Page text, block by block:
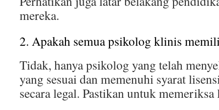
mereka.
2. Apakah semua psikolog klinis
Tidak, hanya psikolog yang telah
yang sesuai dan memenuhi syarat
secara legal. Pastikan untuk